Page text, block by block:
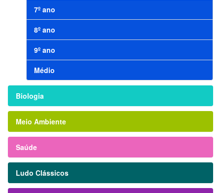
7º ano
8º ano
9º ano
Médio
Biologia
Meio Ambiente
Saúde
Ludo Clássicos